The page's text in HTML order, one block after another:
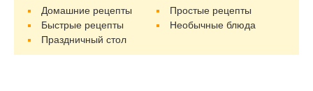
Домашние рецепты
Простые рецепты
Быстрые рецепты
Необычные блюда
Праздничный стол